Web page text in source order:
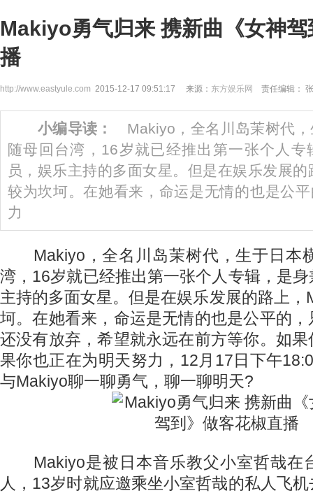
Makiyo勇气归来 携新曲《女神
播
http://www.eastyule.com 2015-12-17 09:51:17 来源： 东方娱乐网 责任编辑：
小编导读：
Makiyo，全名川岛茉树代
随母回台湾，16岁就已经推出第一张个人专
员，娱乐主持的多面女星。但是在娱乐发展
较为坎坷。在她看来，命运是无情的也是公
力
Makiyo，全名川岛茉树代，生于日本
湾，16岁就已经推出第一张个人专辑，是
主持的多面女星。但是在娱乐发展的路上
坷。在她看来，命运是无情的也是公平的
还没有放弃，希望就永远在前方等你。如
果你也正在为明天努力，12月17日下午
与Makiyo聊一聊勇气，聊一聊明天?
Makiyo是被日本音乐教父小室哲哉在
人，13岁时就应邀乘坐小室哲哉的私人飞